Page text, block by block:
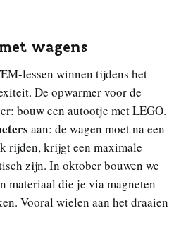
wagens
lessen winnen tijdens het
De opwarmer voor de
bouw een autootje met LEGO.
aan: de wagen moet na een
rijden, krijgt een maximale
zijn. In oktober bouwen we
materiaal die je via magneten
Vooral wielen aan het draaien